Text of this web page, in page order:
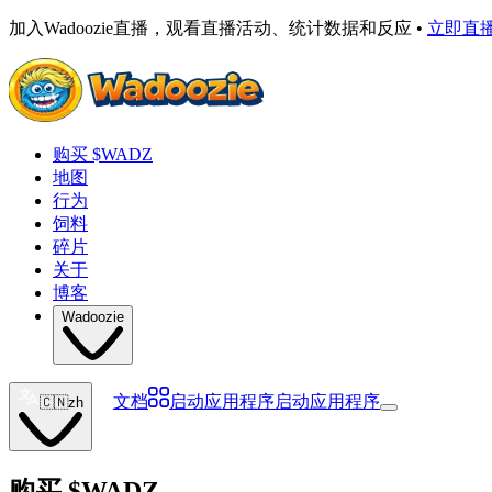
加入Wadoozie直播，观看直播活动、统计数据和反应 • 立即直
购买 $WADZ
地图
行为
饲料
碎片
关于
博客
Wadoozie
🇨🇳zh 文档 启动应用程序启动应用程序